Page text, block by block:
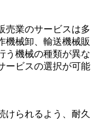
売業のサービスは多
機械卸、輸送機械販
う機械の種類が異な
ービスの選択が可能
けられるよう、耐久